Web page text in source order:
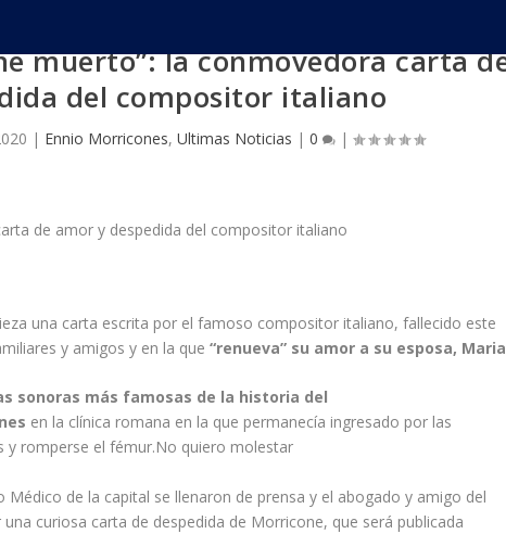
muerto”: la conmovedora carta
del compositor italiano
| Ennio Morricones,Ultimas Noticias |0 |
una carta escrita por el famoso compositor italiano, fallecido este
y amigos y en la que“renueva” su amor a su esposa,
sonoras más famosas de la historia del
en la clínica romana en la que permanecía ingresado por las
y romperse el fémur.No quiero molestar
Médico de la capital se llenaron de prensa y el abogado y amigo del
curiosa carta de despedida de Morricone, que será publicada